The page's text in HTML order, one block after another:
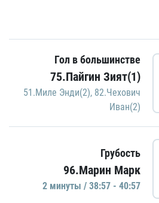
Гол в большинстве
75.Пайгин Зият(1)
51.Миле Энди(2), 82.Чехович
Иван(2)
Грубость
96.Марин Марк
2 минуты / 38:57 - 40:57